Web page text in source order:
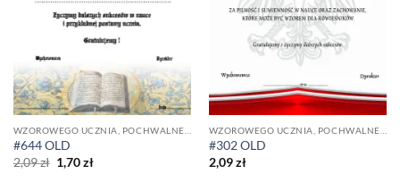
#644 OLD
2,09zł Pierwotna
cena
1,70złAktualna
#302 OLD
2,09zł